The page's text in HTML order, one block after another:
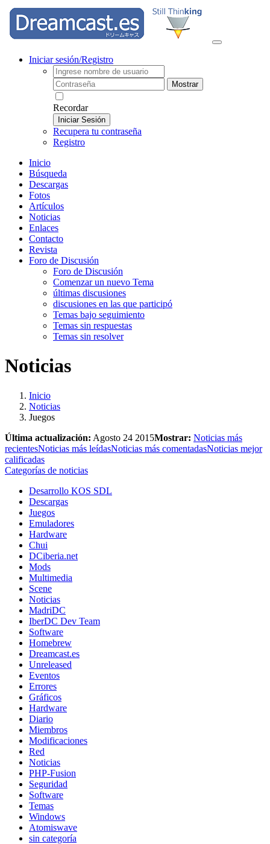
Iniciar sesión/Registro
Mostrar
Recordar
Iniciar Sesión
Recupera tu contraseña
Registro
Inicio
Búsqueda
Descargas
Fotos
Artículos
Noticias
Enlaces
Contacto
Revista
Foro de Discusión
Foro de Discusión
Comenzar un nuevo Tema
últimas discusiones
discusiones en las que participó
Temas bajo seguimiento
Temas sin respuestas
Temas sin resolver
Noticias
Inicio
Noticias
Juegos
Última actualización: Agosto 24 2015Mostrar: Noticias más
recientesNoticias más leídasNoticias más comentadasNoticias mejor
calificadas
Categorías de noticias
Desarrollo KOS SDL
Descargas
Juegos
Emuladores
Hardware
Chui
DCiberia.net
Mods
Multimedia
Scene
Noticias
MadriDC
IberDC Dev Team
Software
Homebrew
Dreamcast.es
Unreleased
Eventos
Errores
Gráficos
Hardware
Diario
Miembros
Modificaciones
Red
Noticias
PHP-Fusion
Seguridad
Software
Temas
Windows
Atomiswave
sin categoría